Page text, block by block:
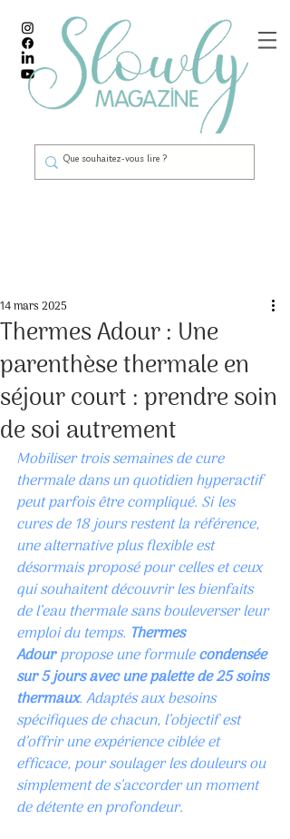
Thermes Adour : Une
parenthèse thermale en
séjour court : prendre soin
de soi autrement
14 mars 2025
Mobiliser trois semaines de cure
thermale dans un quotidien hyperactif
peut parfois être compliqué. Si les
cures de 18 jours restent la référence,
une alternative plus flexible est
désormais proposé pour celles et ceux
qui souhaitent découvrir les bienfaits
de l’eau thermale sans bouleverser leur
emploi du temps. Thermes
Adour propose une formule condensée
sur 5 jours avec une palette de 25 soins
thermaux. Adaptés aux besoins
spécifiques de chacun, l’objectif est
d’offrir une expérience ciblée et
efficace, pour soulager les douleurs ou
simplement de s’accorder un moment
de détente en profondeur.